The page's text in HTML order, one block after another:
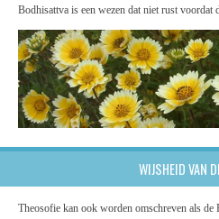
Bodhisattva is een wezen dat niet rust voordat
WIJSHEID VAN
Theosofie kan ook worden omschreven als